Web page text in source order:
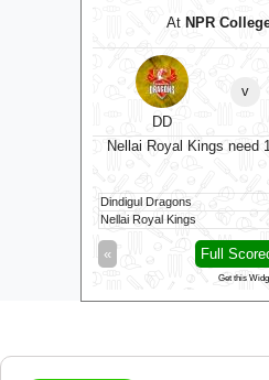
At NPR
DD
v
Nellai Royal Kings need
Dindigul Dragons
Nellai Royal Kings
« Full
Get this